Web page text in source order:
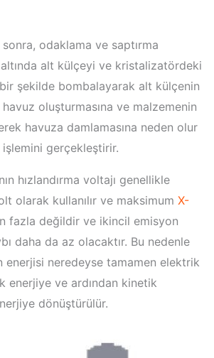
odaklama ve saptırma
alt külçeyi ve kristalizatördeki
şekilde bombalayarak alt külçenin
oluşturmasına ve malzemenin
havuza damlamasına neden olur
gerçekleştirir.
hızlandırma voltajı genellikle
olarak kullanılır ve maksimum X-
fazla değildir ve ikincil emisyon
daha da az olacaktır. Bu nedenle
enerjisi neredeyse tamamen elektrik
enerjiye ve ardından kinetik
dönüştürülür.